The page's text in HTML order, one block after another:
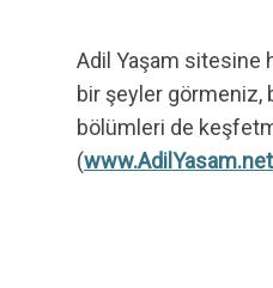
Adil Yaşam sitesine
bir şeyler görmeniz,
bölümleri de
(www.AdilYasam.net